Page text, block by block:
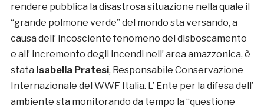
rendere pubblica la disastrosa situazione nella quale il
“grande polmone verde” del mondo sta versando, a
causa dell’ incosciente fenomeno del disboscamento
e all’ incremento degli incendi nell’ area amazzonica, è
stata Isabella Pratesi, Responsabile Conservazione
Internazionale del WWF Italia. L’ Ente per la difesa dell’
ambiente sta monitorando da tempo la “questione